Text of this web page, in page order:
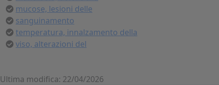
mucose, lesioni delle
sanguinamento
temperatura, innalzamento della
viso, alterazioni del
Ultima modifica: 22/04/2026